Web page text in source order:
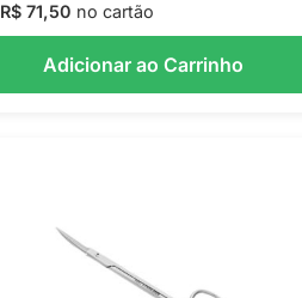
R$ 71,50 no cartão
Adicionar ao Carrinho